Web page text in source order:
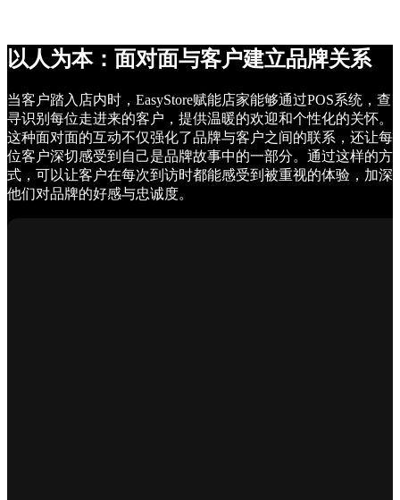
以人为本：面对面与客户建立品牌关系
当客户踏入店内时，EasyStore赋能店家能够通过POS系统，查
寻识别每位走进来的客户，提供温暖的欢迎和个性化的关怀。
这种面对面的互动不仅强化了品牌与客户之间的联系，还让每
位客户深切感受到自己是品牌故事中的一部分。通过这样的方
式，可以让客户在每次到访时都能感受到被重视的体验，加深
他们对品牌的好感与忠诚度。